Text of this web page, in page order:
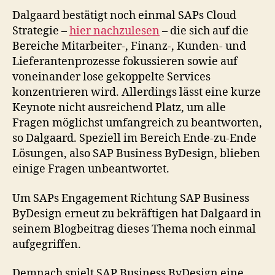
Dalgaard bestätigt noch einmal SAPs Cloud
Strategie –hier nachzulesen – die sich auf die
Bereiche Mitarbeiter-, Finanz-, Kunden- und
Lieferantenprozesse fokussieren sowie auf
voneinander lose gekoppelte Services
konzentrieren wird. Allerdings lässt eine kurze
Keynote nicht ausreichend Platz, um alle
Fragen möglichst umfangreich zu beantworten,
so Dalgaard. Speziell im Bereich Ende-zu-Ende
Lösungen, also SAP Business ByDesign, blieben
einige Fragen unbeantwortet.
Um SAPs Engagement Richtung SAP Business
ByDesign erneut zu bekräftigen hat Dalgaard in
seinem Blogbeitrag dieses Thema noch einmal
aufgegriffen.